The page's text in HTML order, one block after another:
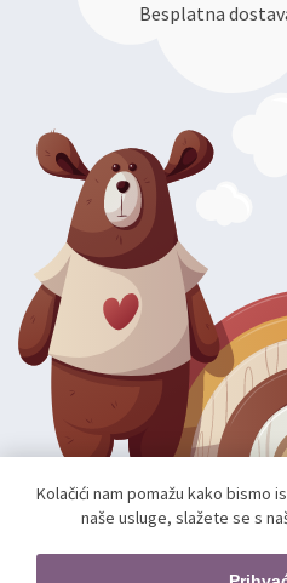
Besplatna
Kolačići nam pomažu kako bismo
naše usluge, slažete se s